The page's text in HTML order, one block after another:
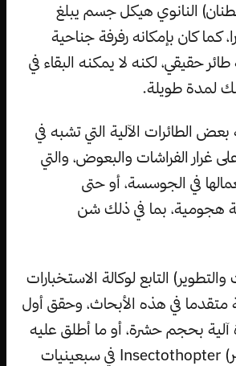
النانوي هيكل جسم يبلغ
كما كان بإمكانه رفرفة جناحية
حقيقي، لكنه لا يمكنه البقاء في
لمدة طويلة.
الطائرات الآلية التي تشبه في
غرار الفراشات والبعوض، والتي
في الجوسسة، أو حتى
هجومية، بما في ذلك شن
التابع لوكالة الاستخبارات
متقدما في هذه الأبحاث، وحقق أول
آلية بحجم حشرة، أو ما أطلق عليه
اسم (إنساكتوثوبتر) Insectothopter في سبعينيات